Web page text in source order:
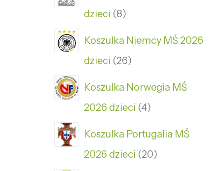
dzieci 8
Koszulka Niemcy MŚ 2026
dzieci 26
Koszulka Norwegia MŚ
2026 dzieci 4
Koszulka Portugalia MŚ
2026 dzieci 20